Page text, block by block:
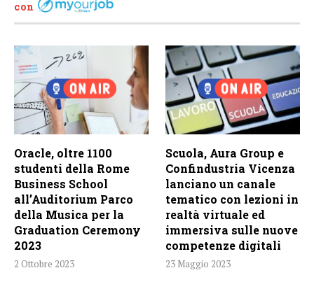
con
Oracle, oltre 1100
studenti della Rome
Business School
all’Auditorium Parco
della Musica per la
Graduation Ceremony
2023
2 Ottobre 2023
Scuola, Aura Group e
Confindustria Vicenza
lanciano un canale
tematico con lezioni in
realtà virtuale ed
immersiva sulle nuove
competenze digitali
23 Maggio 2023